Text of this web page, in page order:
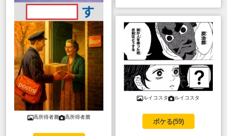
高所得者層 高所得者層
ルイコスタ ルイコスタ
ボケる(59)